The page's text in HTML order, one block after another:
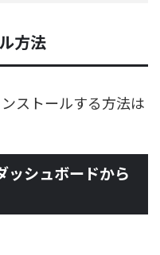
方法
ストールする方法は
シュボードから